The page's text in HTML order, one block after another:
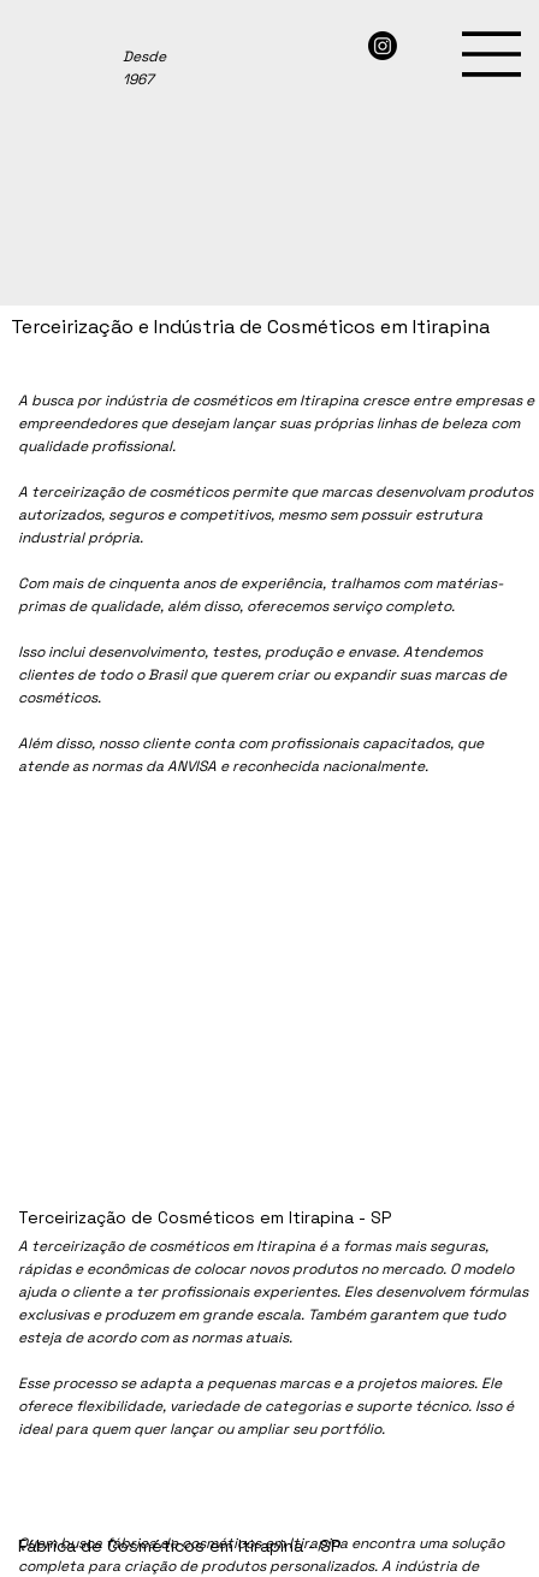
Desde
1967
A busca por indústria de cosméticos emItirapina cresce entre empresas e
empreendedores que desejam lançar suas próprias linhas de beleza com
qualidade profissional.
A terceirização de cosméticos permite que marcas desenvolvam produtos
autorizados, seguros e competitivos, mesmo sem possuir estrutura
industrial própria.
Com mais de cinquenta anos de experiência, tralhamos com matérias-
primas de qualidade, além disso, oferecemos serviço completo.
Isso inclui desenvolvimento, testes, produção e envase. Atendemos
clientes de todo o Brasil que querem criar ou expandir suas marcas de
cosméticos.
Além disso, nosso cliente conta com profissionais capacitados, que
atende as normas da ANVISA e reconhecida nacionalmente.
A terceirização de cosméticos em Itirapina é a formas mais seguras,
rápidas e econômicas de colocar novos produtos no mercado. O modelo
ajuda o cliente a ter profissionais experientes. Eles desenvolvem fórmulas
exclusivas e produzem em grande escala. Também garantem que tudo
esteja de acordo com as normas atuais.
Esse processo se adapta a pequenas marcas e a projetos maiores. Ele
oferece flexibilidade, variedade de categorias e suporte técnico. Isso é
ideal para quem quer lançar ou ampliar seu portfólio.
Quem busca fábrica de cosméticos em Itirapina encontra uma solução
completa para criação de produtos personalizados. A indústria de
Terceirização e Indústria de Cosméticos em Itirapina
Fábrica de Cosméticos em Itirapina - SP
Terceirização de Cosméticos em Itirapina - SP